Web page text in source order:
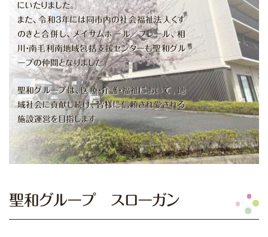
にいたりました。
また、令和3年には同市内の社会福祉法人くす
のきと合併し、メイサムホール／フレール、相
川・南毛利南地域包括支援センターも聖和グル
ープの仲間となりました。
聖和グループは、医療・介護・福祉において、地
域社会に貢献し続け、皆様に信頼され愛される
施設運営を目指します。
聖和グループ スローガン